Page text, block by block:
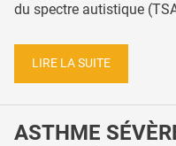
du spectre autistique
LIRE LA SUITE
ASTHME